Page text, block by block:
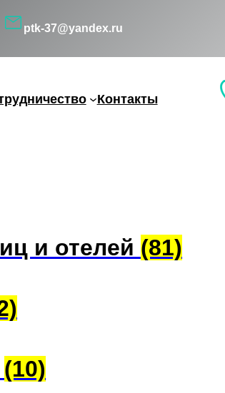
ptk-37@yandex.ru
Контакты
и отелей (81)
(10)